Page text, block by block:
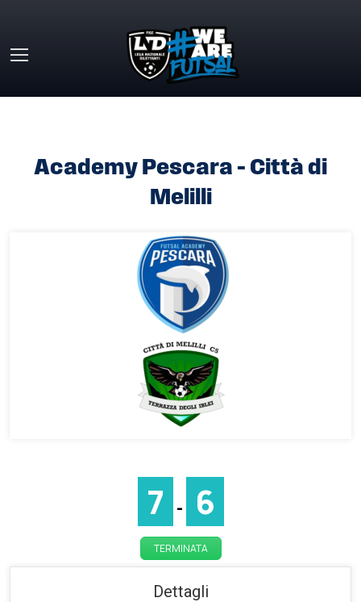
Academy Pescara – Città di
Melilli
7 - 6
TERMINATA
Dettagli